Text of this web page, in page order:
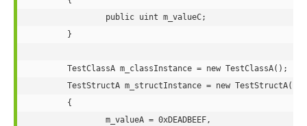
public uint m_valueC;
	TestClassA m_classInstance =
new TestClassA();
	TestStructA m_structInstance =
new TestStructA()
		m_valueA =
0xDEADBEEF,